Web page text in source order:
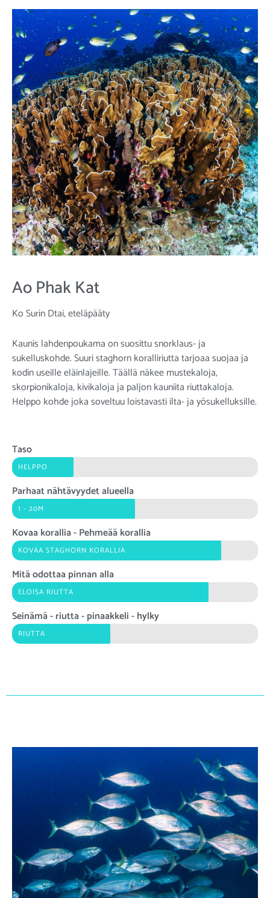
Ao Phak Kat
Ko Surin Dtai, eteläpääty
Kaunis lahdenpoukama on suosittu snorklaus- ja
sukelluskohde. Suuri staghorn koralliriutta tarjoaa suojaa ja
kodin useille eläinlajeille. Täällä näkee mustekaloja,
skorpionikaloja, kivikaloja ja paljon kauniita riuttakaloja.
Helppo kohde joka soveltuu loistavasti ilta- ja yösukelluksille.
Taso
HELPPO
Parhaat nähtävyydet alueella
1 - 20M
Kovaa korallia - Pehmeää korallia
KOVAA STAGHORN KORALLIA
Mitä odottaa pinnan alla
ELOISA RIUTTA
Seinämä - riutta - pinaakkeli - hylky
RIUTTA